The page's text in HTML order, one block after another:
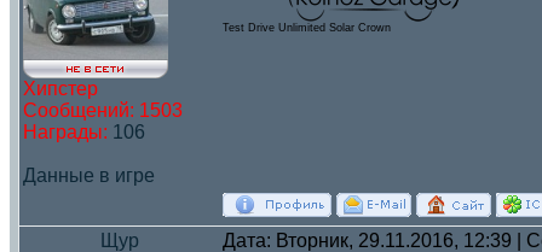
Хипстер
Сообщений: 1503
Награды: 106
Данные в игре
Test Drive Unlimited Solar Crown
Щур Дата: Вторник, 29.11.2016, 12:39 |